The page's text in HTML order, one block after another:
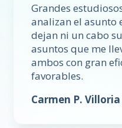
Grandes
analizan el asunto
dejan ni un cabo
asuntos que me
ambos con gran
favorables.
Carmen P. Villoria